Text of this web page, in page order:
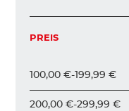
PREIS
100,00 €-199,99 €
200,00 €-299,99 €